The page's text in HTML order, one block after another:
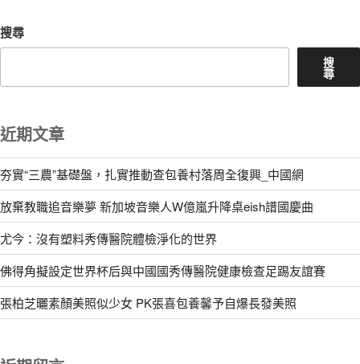
搜尋
搜
尋
近期文章
夯實“三農”基礎盤，扎實推動查包養村落周全復興_中國網
放棄教職追音樂夢 新加坡音樂人W億嵐升降桌eish譜國慶曲
尤今：沒有塑料秀傳醫院體檢淨化的世界
佛得角擬設定世界杯后與中國國秀傳醫院健康檢查足踢友誼賽
張柏芝曬素顏美照似少女 PK張喜包養馨予自爆長發美照